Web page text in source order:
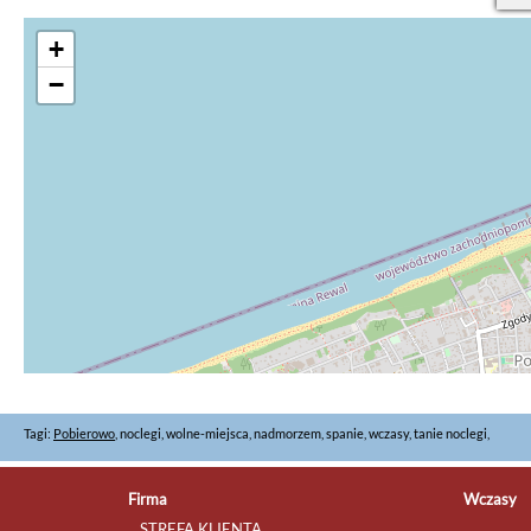
+
−
Tagi: Pobierowo , noclegi, wolne-miejsca, nadmorzem, spanie, wczasy, tanie noclegi,
Firma
Wczasy